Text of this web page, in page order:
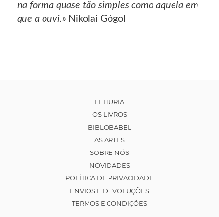
na forma quase tão simples como aquela em
que a ouvi.» Nikolai Gógol
LEITURIA
OS LIVROS
BIBLOBABEL
AS ARTES
SOBRE NÓS
NOVIDADES
POLÍTICA DE PRIVACIDADE
ENVIOS E DEVOLUÇÕES
TERMOS E CONDIÇÕES